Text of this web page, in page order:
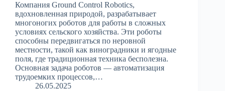
Компания Ground Control Robotics,
вдохновленная природой, разрабатывает
многоногих роботов для работы в сложных
условиях сельского хозяйства. Эти роботы
способны передвигаться по неровной
местности, такой как виноградники и ягодные
поля, где традиционная техника бесполезна.
Основная задача роботов — автоматизация
трудоемких процессов,…
26.05.2025